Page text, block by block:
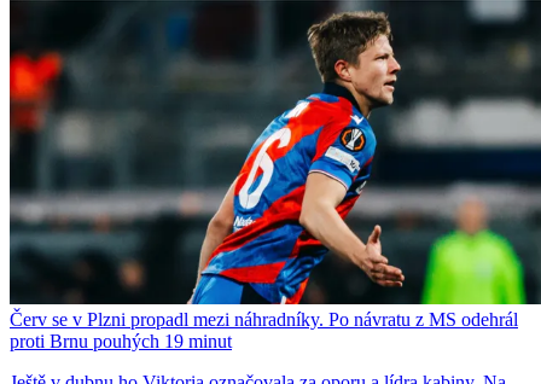
Červ se v Plzni propadl mezi náhradníky. Po návratu z MS odehrál
proti Brnu pouhých 19 minut